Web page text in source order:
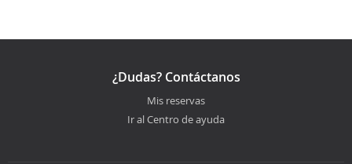
¿Dudas? Contáctanos
Mis reservas
Ir al Centro de ayuda